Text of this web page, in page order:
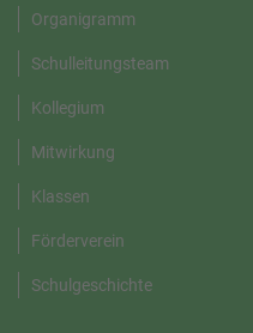
Organigramm
Schulleitungsteam
Kollegium
Mitwirkung
Klassen
Förderverein
Schulgeschichte